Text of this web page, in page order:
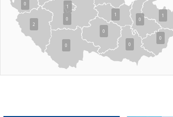
0
1
0
0
0
1
0
1
0
2
0